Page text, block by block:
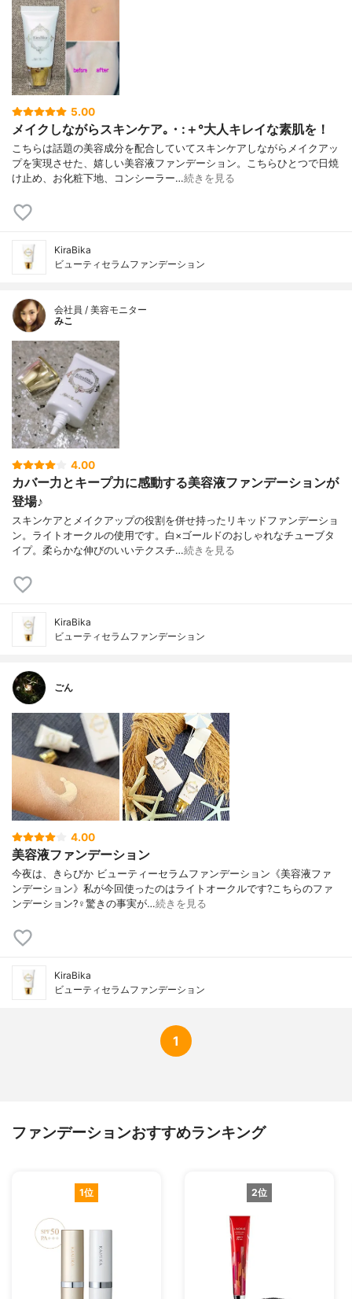
5.00
メイクしながらスキンケア｡・:＋°大人キレイな素肌を！
こちらは話題の美容成分を配合していてスキンケアしながらメイクアッ
プを実現させた、嬉しい美容液ファンデーション。こちらひとつで日焼
け止め、お化粧下地、コンシーラー…続きを見る
KiraBika
ビューティセラムファンデーション
会社員 / 美容モニター
みこ
4.00
カバー力とキープ力に感動する美容液ファンデーションが
登場♪
スキンケアとメイクアップの役割を併せ持ったリキッドファンデーショ
ン。ライトオークルの使用です。白×ゴールドのおしゃれなチューブタ
イプ。柔らかな伸びのいいテクスチ…続きを見る
KiraBika
ビューティセラムファンデーション
ごん
4.00
美容液ファンデーション
今夜は、きらびか ビューティーセラムファンデーション《美容液ファ
ンデーション》私が今回使ったのはライトオークルです?こちらのファ
ンデーション?‍♀️驚きの事実が…続きを見る
KiraBika
ビューティセラムファンデーション
1
ファンデーションおすすめランキング
1位 2位